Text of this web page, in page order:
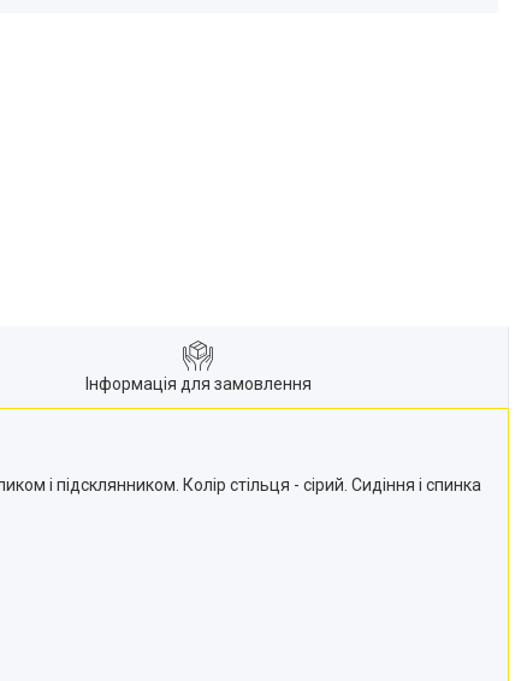
Інформація для замовлення
і підсклянником. Колір стільця - сірий. Сидіння і спинка